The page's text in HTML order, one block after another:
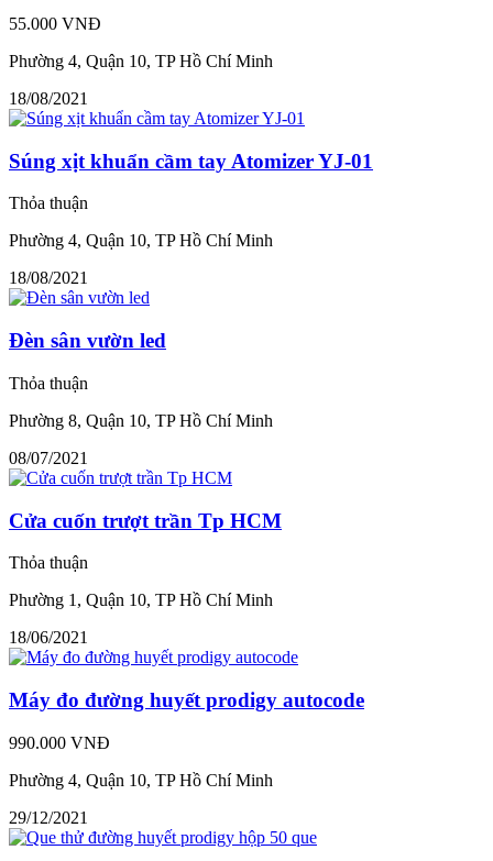
55.000 VNĐ
Phường 4, Quận 10, TP Hồ Chí Minh
18/08/2021
Súng xịt khuẩn cầm tay Atomizer YJ-01
Thỏa thuận
Phường 4, Quận 10, TP Hồ Chí Minh
18/08/2021
Đèn sân vườn led
Thỏa thuận
Phường 8, Quận 10, TP Hồ Chí Minh
08/07/2021
Cửa cuốn trượt trần Tp HCM
Thỏa thuận
Phường 1, Quận 10, TP Hồ Chí Minh
18/06/2021
Máy đo đường huyết prodigy autocode
990.000 VNĐ
Phường 4, Quận 10, TP Hồ Chí Minh
29/12/2021